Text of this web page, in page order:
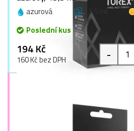
azurová 13,5 ml
Poslední kus
194 Kč
160 Kč bez DPH -